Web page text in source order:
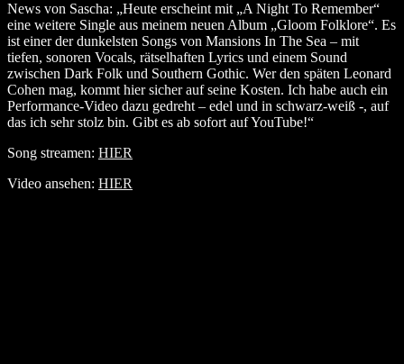
News von Sascha: „Heute erscheint mit „A Night To Remember“
eine weitere Single aus meinem neuen Album „Gloom Folklore“. Es
ist einer der dunkelsten Songs von Mansions In The Sea – mit
tiefen, sonoren Vocals, rätselhaften Lyrics und einem Sound
zwischen Dark Folk und Southern Gothic. Wer den späten Leonard
Cohen mag, kommt hier sicher auf seine Kosten. Ich habe auch ein
Performance-Video dazu gedreht – edel und in schwarz-weiß -, auf
das ich sehr stolz bin. Gibt es ab sofort auf YouTube!“
Song streamen: HIER
Video ansehen: HIER